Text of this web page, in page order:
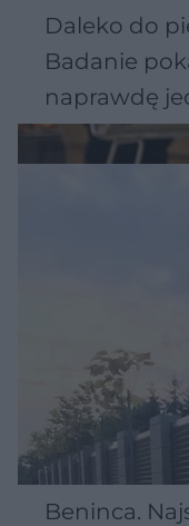
Daleko do
Badanie
naprawdę
Beninca.